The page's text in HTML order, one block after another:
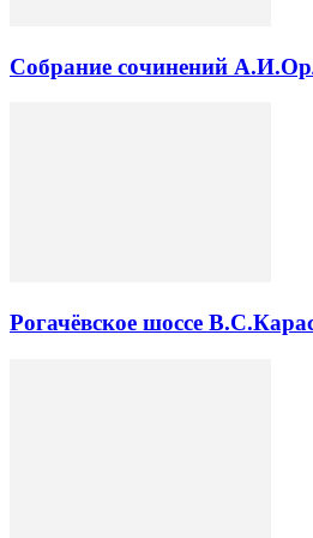
Собрание сочинений
Рогачёвское шоссе